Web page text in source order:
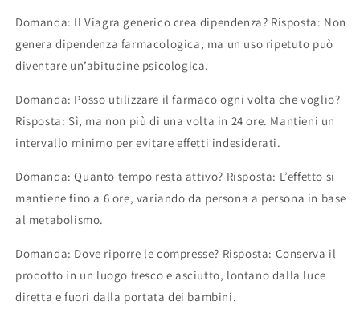
Domanda: Il Viagra generico crea dipendenza? Risposta: Non
genera dipendenza farmacologica, ma un uso ripetuto può
diventare un’abitudine psicologica.
Domanda: Posso utilizzare il farmaco ogni volta che voglio?
Risposta: Sì, ma non più di una volta in 24 ore. Mantieni un
intervallo minimo per evitare effetti indesiderati.
Domanda: Quanto tempo resta attivo? Risposta: L’effetto si
mantiene fino a 6 ore, variando da persona a persona in base
al metabolismo.
Domanda: Dove riporre le compresse? Risposta: Conserva il
prodotto in un luogo fresco e asciutto, lontano dalla luce
diretta e fuori dalla portata dei bambini.